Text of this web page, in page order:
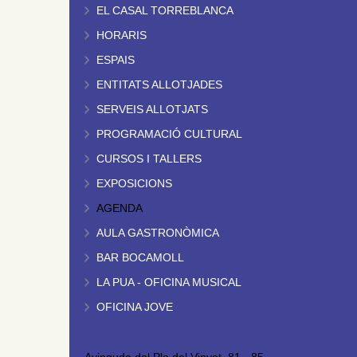
EL CASAL TORREBLANCA
HORARIS
ESPAIS
ENTITATS ALLOTJADES
SERVEIS ALLOTJATS
PROGRAMACIÓ CULTURAL
CURSOS I TALLERS
EXPOSICIONS
AGENDA
AULA GASTRONÒMICA
BAR BOCAMOLL
LA PUA - OFICINA MUSICAL
OFICINA JOVE